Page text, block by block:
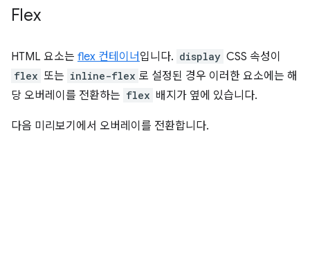
Flex
HTML 요소는 flex 컨테이너입니다. display CSS 속성이
flex 또는 inline-flex 로 설정된 경우 이러한 요소에는 해
당 오버레이를 전환하는 flex 배지가 옆에 있습니다.
다음 미리보기에서 오버레이를 전환합니다.